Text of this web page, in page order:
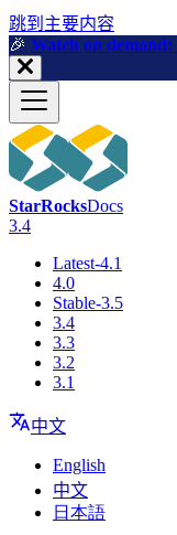
跳到主要内容
🎉️ Watch on
StarRocksDocs
3.4
Latest-4.1
4.0
Stable-3.5
3.4
3.3
3.2
3.1
中文
English
中文
日本語